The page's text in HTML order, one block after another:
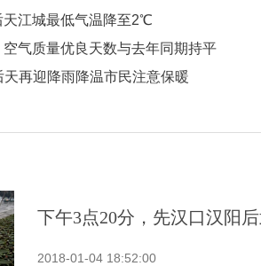
天江城最低气温降至2℃
气质量优良天数与去年同期持平
再迎降雨降温市民注意保暖
下午3点20分，先汉口汉阳
2018-01-04 18:52:00